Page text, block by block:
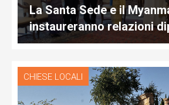
La Santa Sede e il
instaureranno relazioni
CHIESE LOCALI